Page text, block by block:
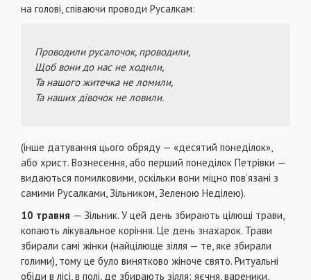
на голові, співаючи проводи Русалкам:
Проводили русалочок, проводили,
Щоб вони до нас не ходили,
Та нашого житечка не ломили,
Та наших дівочок не ловили.
(інше датування цього обряду — «десятий понеділок»,
або христ. Вознесення, або перший понеділок Петрівки —
видаються помилковими, оскільки вони міцно пов’язані з
самими Русалками, Зiльником, Зеленою Неділею).
10 травня — Зільник. У цей день збирають цілющі трави,
копають лікувальное коріння. Це день знахарок. Трави
збирали самі жінки (найцiлюще зілля — те, яке збирали
голими), тому це було винятково жіноче свято. Ритуальні
обіди в лiсi, в полі, де збирають зілля: яєчня, вареники,